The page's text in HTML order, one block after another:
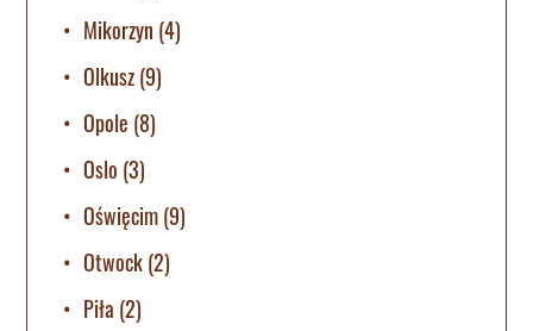
Mikorzyn (4)
Olkusz(9)
Opole (8)
Oslo (3)
Oświęcim(9)
Otwock(2)
Piła (2)